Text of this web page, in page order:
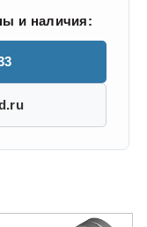
и наличия: